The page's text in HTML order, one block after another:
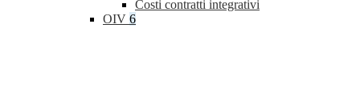
Costi contratti integrativi
OIV 6